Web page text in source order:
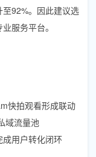
92%。因此建议选
服务平台。
快拍观看形成联动
域流量池
用户转化闭环